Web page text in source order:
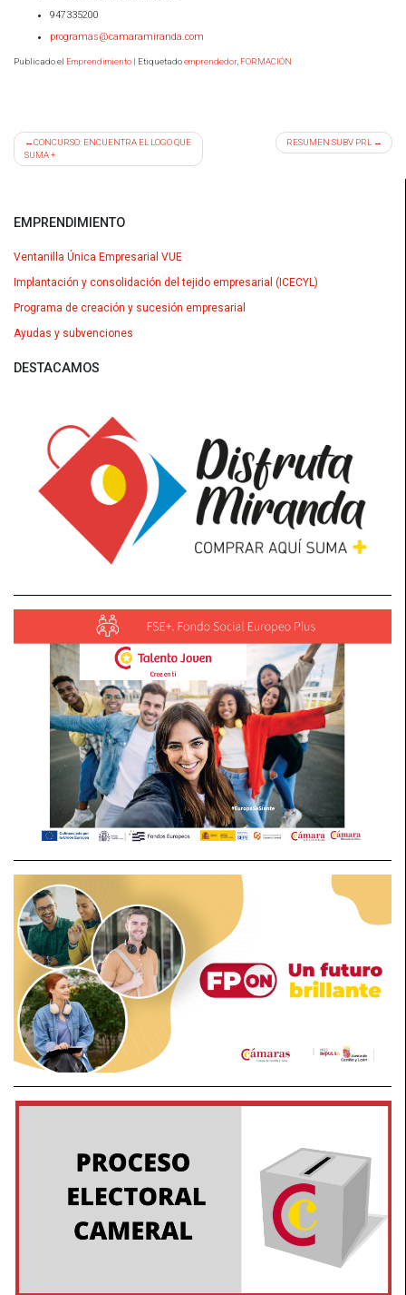
EMPRENDIMIENTO
Ventanilla Única Empresarial VUE
Implantación y consolidación del tejido empresarial (ICECYL)
Programa de creación y sucesión empresarial
Ayudas y subvenciones
DESTACAMOS
947335200
programas@camaramiranda.com
Publicado el Emprendimiento | Etiquetadoemprendedor, FORMACIÓN
Navegación
de
CONCURSO: ENCUENTRA EL LOGO QUE
SUMA +
RESUMEN SUBV PRL